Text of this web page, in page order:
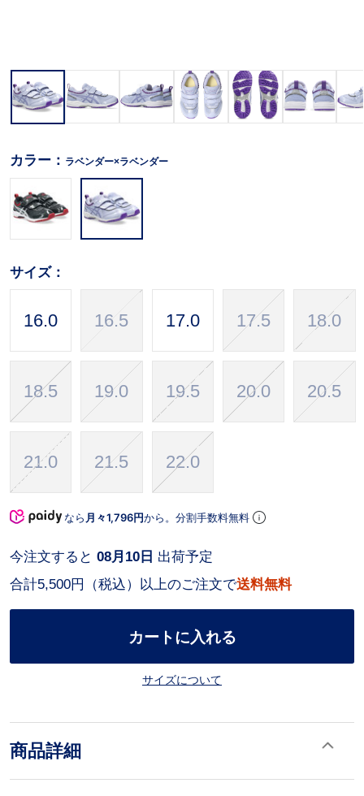
カラー： ラベンダー×ラベンダー
サイズ：
16.0 16.5 17.0 17.5 18.0
18.5 19.0 19.5 20.0 20.5
21.0 21.5 22.0
なら 月々1,796円から。分割手数料無料
合計5,500円（税込）以上のご注文で送料無料
今注文すると 08月10日 出荷予定
カートに入れる
サイズについて
商品詳細